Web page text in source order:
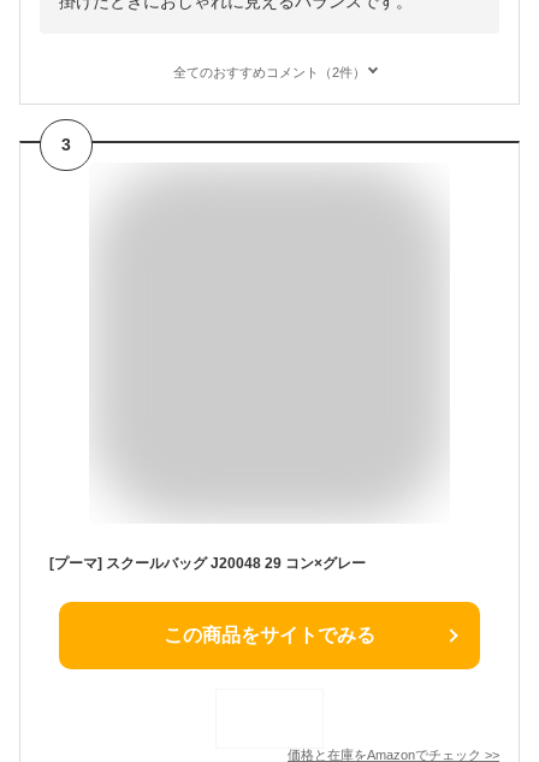
全てのおすすめコメント（2件）
3
[プーマ] スクールバッグ J20048 29 コン×グレー
この商品をサイトでみる
価格と在庫をAmazonでチェック >>